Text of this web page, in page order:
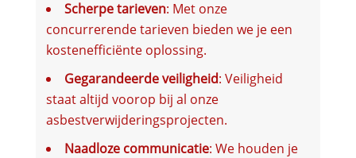
Scherpe tarieven: Met onze
concurrerende tarieven bieden we je een
kostenefficiënte oplossing.
Gegarandeerde veiligheid: Veiligheid
staat altijd voorop bij al onze
asbestverwijderingsprojecten.
Naadloze communicatie: We houden je